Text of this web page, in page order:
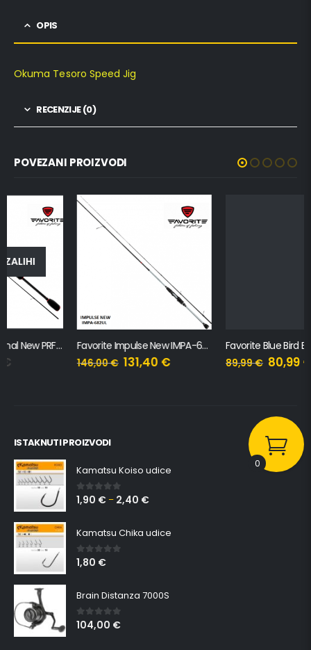
OPIS
Okuma Tesoro Speed Jig
RECENZIJE (0)
POVEZANI PROIZVODI
Favorite Impulse New IMPA-682UL, 2.07m, 2-8g
131,40€
Favorite Blue Bird BB1-732L-T, 2.19m, 3-12g
89,99 80,99€
ISTAKNUTI PROIZVODI
Kamatsu Koiso udice
0 out of 5
1,90 € – 2,40 €
Kamatsu Chika udice
0 out of 5
1,80 €
Brain Distanza 7000S
0out of 5
104,00 €
0